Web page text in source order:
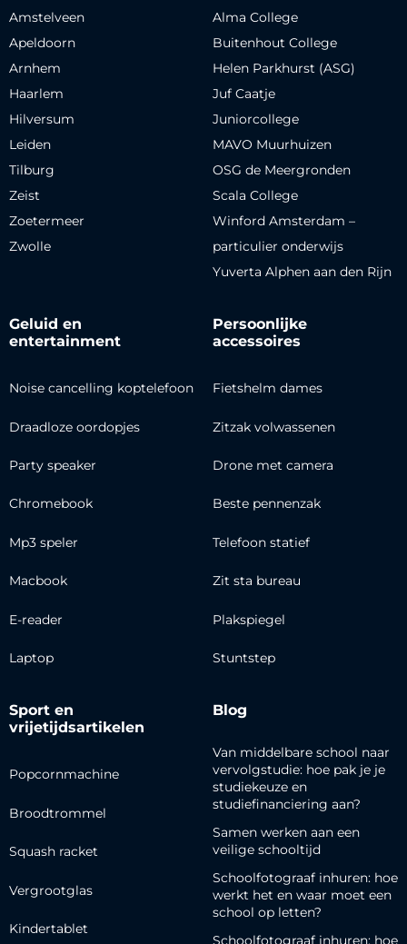
Amstelveen
Apeldoorn
Arnhem
Haarlem
Hilversum
Leiden
Tilburg
Zeist
Zoetermeer
Zwolle
Alma College
Buitenhout College
Helen Parkhurst (ASG)
Juf Caatje
Juniorcollege
MAVO Muurhuizen
OSG de Meergronden
Scala College
Winford Amsterdam –
particulier onderwijs
Yuverta Alphen aan den Rijn
Geluid en
entertainment
Noise cancelling koptelefoon
Draadloze oordopjes
Party speaker
Chromebook
Mp3 speler
Macbook
E-reader
Laptop
Persoonlijke
accessoires
Fietshelm dames
Zitzak volwassenen
Drone met camera
Beste pennenzak
Telefoon statief
Zit sta bureau
Plakspiegel
Stuntstep
Sport en
vrijetijdsartikelen
Popcornmachine
Broodtrommel
Squash racket
Vergrootglas
Kindertablet
Blog
Van middelbare school naar
vervolgstudie: hoe pak je je
studiekeuze en
studiefinanciering aan?
Samen werken aan een
veilige schooltijd
Schoolfotograaf inhuren: hoe
werkt het en waar moet een
school op letten?